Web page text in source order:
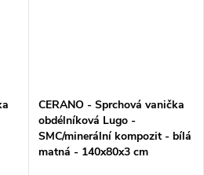
CERANO - Sprchová vanička
obdélníková Lugo -
SMC/minerální kompozit - bílá
matná - 140x80x3 cm